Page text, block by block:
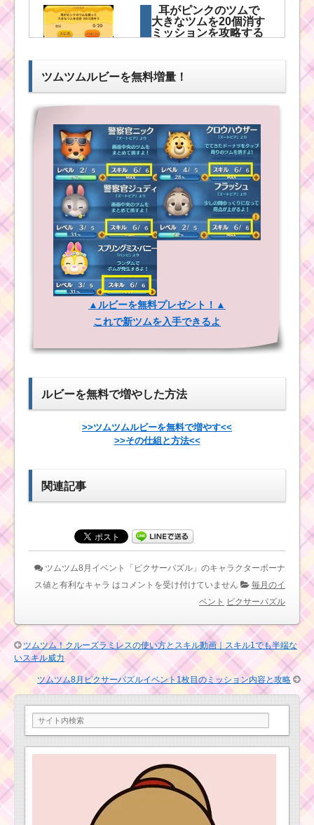
ツ
ム
ツ
ム
報！新イベントはハロ
ウィン？・新ツム・ガ
チャは？
ツムツム4月イベント！
イースターガーデン4枚
目のミッション内容と
攻略
ツムツムの9月イ
ャスミン
黄色のツムでスキルを1
ツムツムの黒いツムを
使ってマジカルボムを
枚目のミッショ
ン内容と攻略
男
子
の
ツムで28チェーンする
ミッションを攻略する
ツム
スターウォーズツム以
外でパート2イベントを
クリアするのにおすす
消去系スキルの
耳がピンクのツムで
大きなツムを20個消す
ミッションを攻略する
攻略方法と報酬
ツムツム10月最
新ピックアップ
ガチャ第6弾にか
ぼちゃミッキー･
ミニー登場！全
15体を紹介！
を100個・230個消すミ
ッションを攻略するツ
ム
まゆ毛のあるツムを
ハピネスツムを使っ
て1プレイでスキルを4
回使うミッションを攻
略するツム
んのハチミツあつめオ
と攻略
スターボムを出
すための条件と
るのにおすすめキャラ
ツムツム6月ディズニ
ーストーリーブックス
イベント5枚目おまけの
ミッション内容と攻略
ヴィランズツム
で130コンボする
ミッションを攻略する
ツム
ツムツム9月ディズニ
ーストーリーブックス
ツムツムルビーを無料増量！
▲ルビーを無料プレゼント！▲
これで新ツムを入手できるよ
ルビーを無料で増やした方法
>>ツムツムルビーを無料で増やす<<
>>その仕組と方法<<
関連記事
ツムツム8月イベント「ピクサーパズル」のキャラクターボーナ
ス値と有利なキャラ は コメントを受け付けていません
毎月のイ
ベント ピクサーパズル
ツムツム！クルーズラミレスの使い方とスキル動画｜スキル1でも半端な
いスキル威力
ツムツム8月ピクサーパズルイベント1枚目のミッション内容と攻略